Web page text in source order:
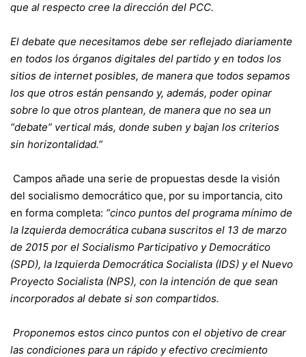
que al respecto cree la dirección del PCC.
El debate que necesitamos debe ser reflejado diariamente
en todos los órganos digitales del partido y en todos los
sitios de internet posibles, de manera que todos sepamos
los que otros están pensando y, además, poder opinar
sobre lo que otros plantean, de manera que no sea un
“debate” vertical más, donde suben y bajan los criterios
sin horizontalidad.”
Campos añade una serie de propuestas desde la visión
del socialismo democrático que, por su importancia, cito
en forma completa: “cinco puntos del programa mínimo de
la Izquierda democrática cubana suscritos el 13 de marzo
de 2015 por el Socialismo Participativo y Democrático
(SPD), la Izquierda Democrática Socialista (IDS) y el Nuevo
Proyecto Socialista (NPS), con la intención de que sean
incorporados al debate si son compartidos.
Proponemos estos cinco puntos con el objetivo de crear
las condiciones para un rápido y efectivo crecimiento